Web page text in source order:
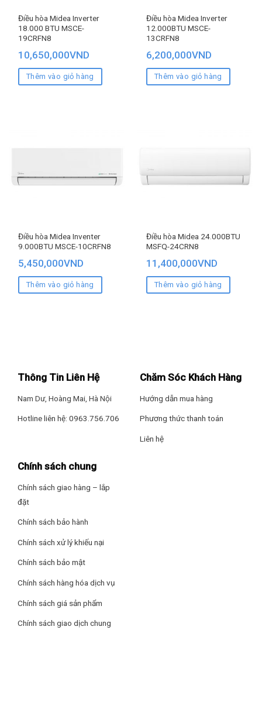
Điều hòa Midea Inverter
18.000 BTU MSCE-
19CRFN8
10,650,000VND
Thêm vào giỏ hàng
Điều hòa Midea Inverter
12.000BTU MSCE-
13CRFN8
6,200,000VND
Thêm vào giỏ hàng
Điều hòa Midea Inventer
9.000BTU MSCE-10CRFN8
5,450,000VND
Thêm vào giỏ hàng
Điều hòa Midea 24.000BTU
MSFQ-24CRN8
11,400,000VND
Thêm vào giỏ hàng
Thông Tin Liên Hệ
Nam Dư, Hoàng Mai, Hà Nội
Hotline liên hệ: 0963.756.706
Chăm Sóc Khách Hàng
Hướng dẫn mua hàng
Phương thức thanh toán
Liên hệ
Chính sách chung
Chính sách giao hàng – lắp
đặt
Chính sách bảo hành
Chính sách xử lý khiếu nại
Chính sách bảo mật
Chính sách hàng hóa dịch vụ
Chính sách giá sản phẩm
Chính sách giao dịch chung